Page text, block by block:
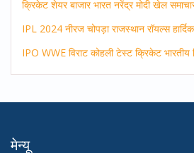
क्रिकेट शेयर बाजार भारत नरेंद्र मोदी खेल
IPL 2024 नीरज चोपड़ा राजस्थान रॉयल्स
IPO WWE विराट कोहली टेस्ट क्रिकेट
मेन्यू